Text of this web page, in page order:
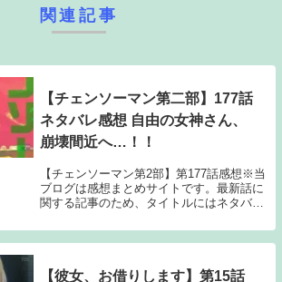
関連記事
【チェンソーマン第二部】177話
ネタバレ感想 自由の女神さん、
崩壊間近へ…！！
【チェンソーマン第2部】第177話感想※当
ブログは感想まとめサイトです。最新話に
関する記事のため、タイトルにはネタバレ
フ書きおこしやスクリーンショットの画像
等、内容の詳細に触れる情報は一切公開し
【彼女、お借りします】第15話